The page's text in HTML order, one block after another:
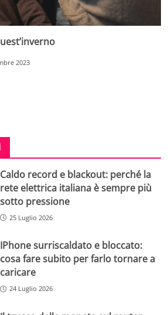
2023
Caldo record e blackout: perché la
rete elettrica italiana è sempre più
sotto pressione
25 Luglio 2026
IPhone surriscaldato e bloccato:
cosa fare subito per farlo tornare a
caricare
24 Luglio 2026